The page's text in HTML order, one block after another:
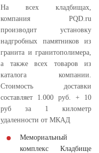
На всех кладбищах,
компания PQD.ru
производит установку
надгробных памятников из
гранита и гранитополимера,
а также всех товаров из
каталога компании.
Стоимость доставки
составляет 1.000 руб. + 10
руб за 1 километр
удаленности от МКАД
Мемориальный
комплекс Кладбище